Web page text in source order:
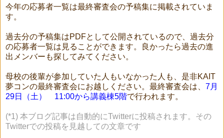
今年の応募者一覧は最終審査会の予稿集に掲載されていま
す。
過去分の予稿集はPDFとして公開されているので、過去分
の応募者一覧は見ることができます。良かったら過去の進
出メンバーも探してみてください。
母校の後輩が参加していた人もいなかった人も、是非KAIT
夢コンの最終審査会にお越しください。最終審査会は、 7月
29日（土） 11:00から講義棟5階で行われます。
(*1) 本ブログ記事は自動的にTwitterに投稿されます。その
Twitterでの投稿を見越しての文章です